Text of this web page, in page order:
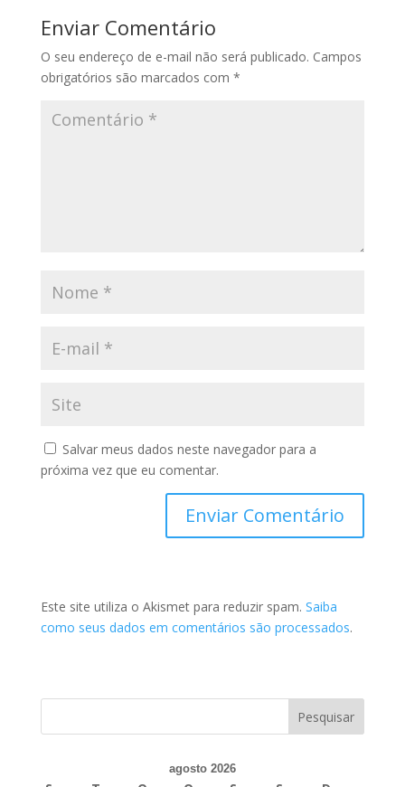
Enviar Comentário
O seu endereço de e-mail não será publicado. Campos
obrigatórios são marcados com *
Salvar meus dados neste navegador para a
próxima vez que eu comentar.
Este site utiliza o Akismet para reduzir spam. Saiba
como seus dados em comentários são processados.
agosto 2026